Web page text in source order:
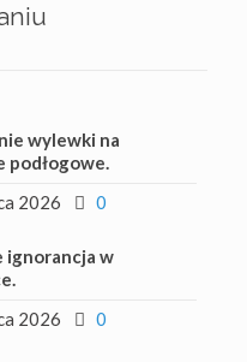
wylewki na
podłogowe.
2026
0
ignorancja w
2026
0